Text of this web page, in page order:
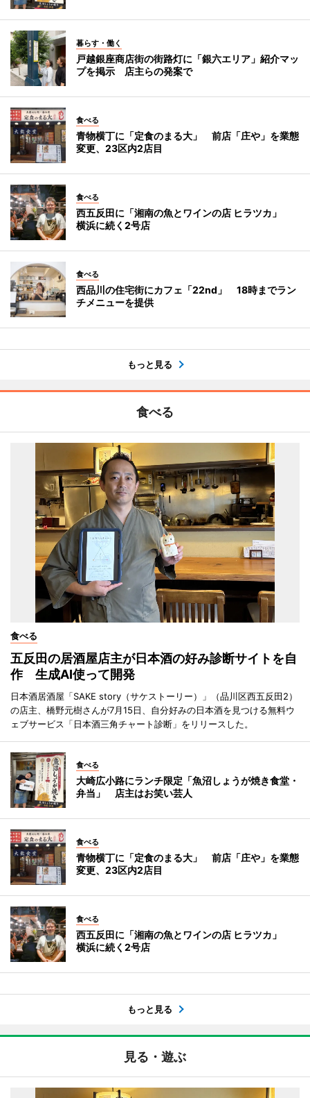
暮らす・働く
戸越銀座商店街の街路灯に「銀六エリア」紹介マッ
プを掲示 店主らの発案で
食べる
青物横丁に「定食のまる大」 前店「庄や」を業態
変更、23区内2店目
食べる
西五反田に「湘南の魚とワインの店 ヒラツカ」
横浜に続く2号店
食べる
西品川の住宅街にカフェ「22nd」 18時までラン
チメニューを提供
もっと見る
食べる
食べる
五反田の居酒屋店主が日本酒の好み診断サイトを自
作 生成AI使って開発
日本酒居酒屋「SAKE story（サケストーリー）」（品川区西五反田2）
の店主、橋野元樹さんが7月15日、自分好みの日本酒を見つける無料ウ
ェブサービス「日本酒三角チャート診断」をリリースした。
食べる
大崎広小路にランチ限定「魚沼しょうが焼き食堂・
弁当」 店主はお笑い芸人
食べる
青物横丁に「定食のまる大」 前店「庄や」を業態
変更、23区内2店目
食べる
西五反田に「湘南の魚とワインの店 ヒラツカ」
横浜に続く2号店
もっと見る
見る・遊ぶ